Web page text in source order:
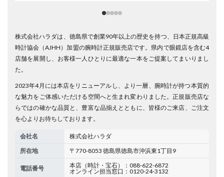
株式会社ハラダは、徳島県で創業90年以上の歴史を持つ、日本正規高級
時計協会（AJHH）加盟の腕時計正規販売店です。県内で眼鏡店を含む4
店舗を展開し、お客様一人ひとりに最適な一本をご提案してまいりまし
た。
2023年4月には本店をリニューアルし、より一層、腕時計が持つ本質的
な魅力をご体感いただける空間へと生まれ変わりました。正規販売店な
らではの確かな品質と、豊富な品揃えとともに、皆様のご来店、ご注文
を心よりお待ちしております。
会社名
株式会社ハラダ
所在地
〒770-8053 徳島県徳島市沖浜東1丁目9
電話番号
本店（時計・宝石）：088-622-6872
オンライン担当窓口：0120-24-3132